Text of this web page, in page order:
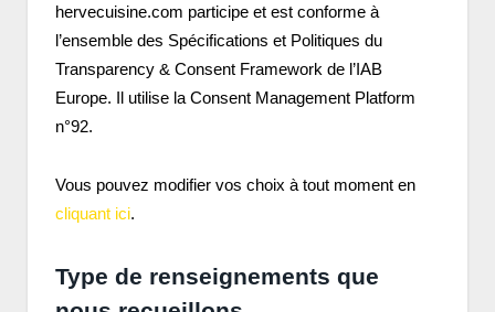
hervecuisine.com participe et est conforme à
l’ensemble des Spécifications et Politiques du
Transparency & Consent Framework de l’IAB
Europe. Il utilise la Consent Management Platform
n°92.
Vous pouvez modifier vos choix à tout moment en
cliquant ici.
Type de renseignements que